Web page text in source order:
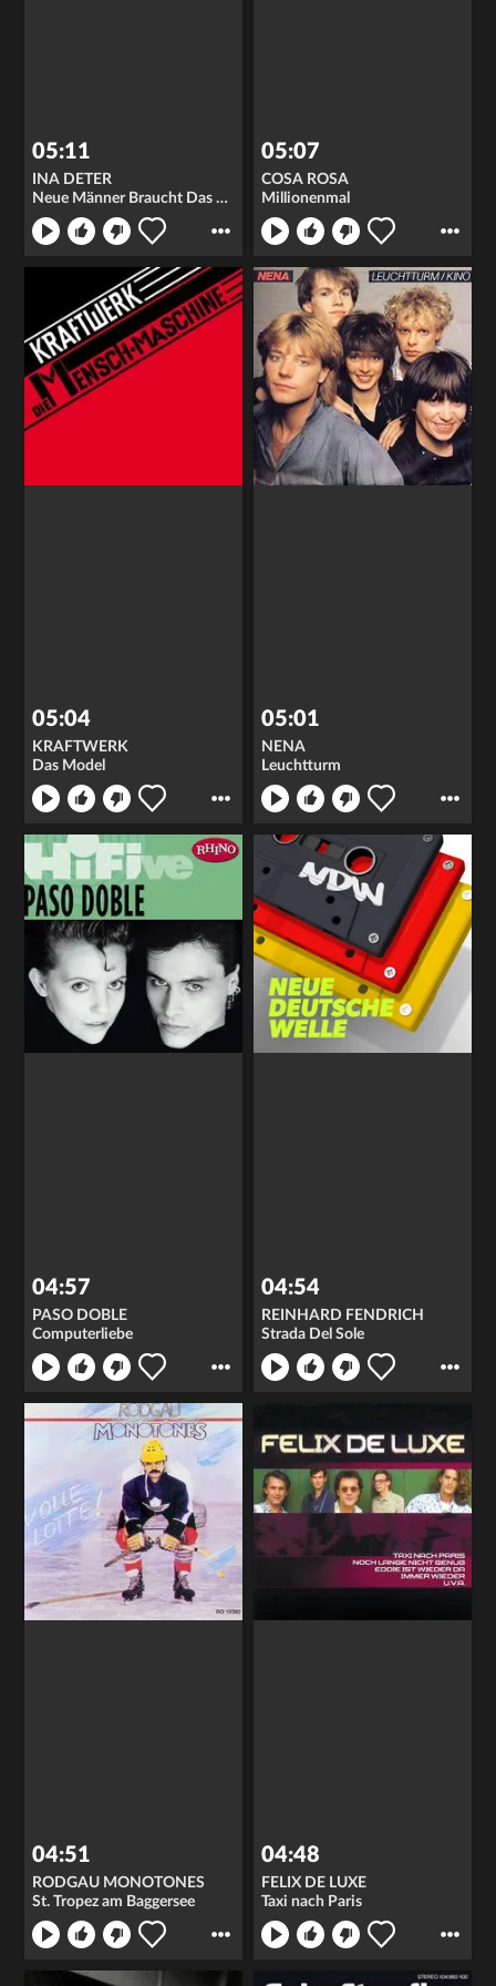
05:11
INA DETER
Neue Männer Braucht Das Land
05:07
COSA ROSA
Millionenmal
05:04
KRAFTWERK
Das Model
05:01
NENA
Leuchtturm
04:57
PASO DOBLE
Computerliebe
04:54
REINHARD FENDRICH
Strada Del Sole
04:51
RODGAU MONOTONES
St. Tropez am Baggersee
04:48
FELIX DE LUXE
Taxi nach Paris